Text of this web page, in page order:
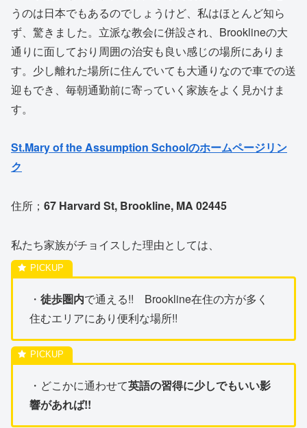
うのは日本でもあるのでしょうけど、私はほとんど知ら
ず、驚きました。立派な教会に併設され、Brooklineの大
通りに面しており周囲の治安も良い感じの場所にありま
す。少し離れた場所に住んでいても大通りなので車での送
迎もでき、毎朝通勤前に寄っていく家族をよく見かけま
す。
St.Mary of the Assumption Schoolのホームページリン
ク
住所； 67 Harvard St, Brookline, MA 02445
私たち家族がチョイスした理由としては、
・ 徒歩圏内で通える!! Brookline在住の方が多く
住むエリアにあり便利な場所!!
・どこかに通わせて英語の習得に少しでもいい影
響があれば!!